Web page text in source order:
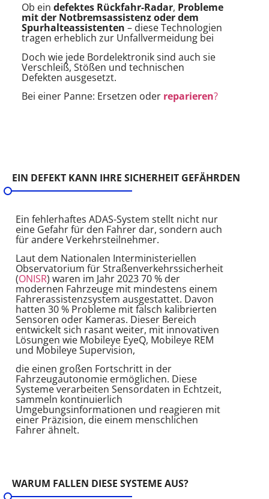
Ob ein defektes Rückfahr-Radar, Probleme
mit der Notbremsassistenzoder dem
Spurhalteassistenten – diese Technologien
tragen erheblich zur Unfallvermeidung bei
Doch wie jede Bordelektronik sind auch sie
Verschleiß, Stößen und technischen
Defekten ausgesetzt.
Bei einer Panne: Ersetzen oder reparieren?
EIN DEFEKT KANN IHRE SICHERHEIT GEFÄHRDEN
Ein fehlerhaftes ADAS-System stellt nicht nur
eine Gefahr für den Fahrer dar, sondern auch
für andere Verkehrsteilnehmer.
Laut dem Nationalen Interministeriellen
Observatorium für Straßenverkehrssicherheit
(ONISR) waren im Jahr 2023 70 % der
modernen Fahrzeuge mit mindestens einem
Fahrerassistenzsystem ausgestattet. Davon
hatten 30 % Probleme mit falsch kalibrierten
Sensoren oder Kameras. Dieser Bereich
entwickelt sich rasant weiter, mit innovativen
Lösungen wie Mobileye EyeQ, Mobileye REM
und Mobileye Supervision,
die einen großen Fortschritt in der
Fahrzeugautonomie ermöglichen. Diese
Systeme verarbeiten Sensordaten in Echtzeit,
sammeln kontinuierlich
Umgebungsinformationen und reagieren mit
einer Präzision, die einem menschlichen
Fahrer ähnelt.
WARUM FALLEN DIESE SYSTEME AUS?